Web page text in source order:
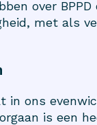
over BPPD
met als
in ons
is een